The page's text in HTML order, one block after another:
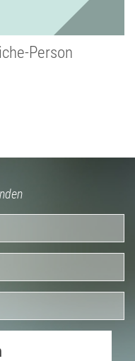
Person